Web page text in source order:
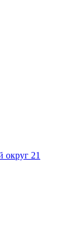
округ 21